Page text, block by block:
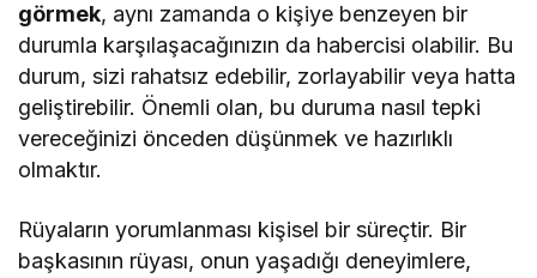
görmek, aynı zamanda o kişiye benzeyen bir
durumla karşılaşacağınızın da habercisi olabilir. Bu
durum, sizi rahatsız edebilir, zorlayabilir veya hatta
geliştirebilir. Önemli olan, bu duruma nasıl tepki
vereceğinizi önceden düşünmek ve hazırlıklı
olmaktır.
Rüyaların yorumlanması kişisel bir süreçtir. Bir
başkasının rüyası, onun yaşadığı deneyimlere,